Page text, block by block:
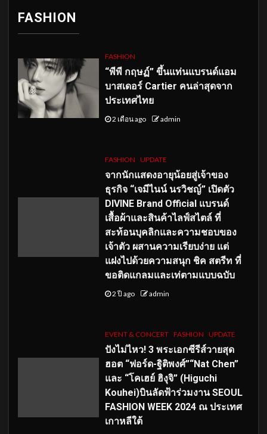
FASHION
FASHION
“พีพี กฤษฏ์” ขึ้นแท่นแบรนด์แอม
บาสเดอร์ Cartier คนล่าสุดจาก
ประเทศไทย
2 เดือน ago admin
FASHION UPDATE
จากนักแสดงอายุน้อยสู่เจ้าของ
ธุรกิจ “เจมีไนน์ นรวิชญ์” เปิดตัว
DIVINE Brand Official แบรนด์
เสื้อผ้าและสินค้าไลฟ์สไตล์ ที่
สะท้อนบุคลิกและความชอบของ
เจ้าตัว ผสานความเรียบง่าย แต่
แฝงไปด้วยความสนุก ชิค สตรีท ที่
ขอติดแกลมและเท่ตามแบบฉบับ
2 ปี ago admin
EVENT & CONCERT FASHION UPDATE
ปังไม่ไหว! 3 พระเอกซีรีส์วายสุด
ฮอต “ฟอร์ด-ฐิติพงศ์”“Nat Chen”
และ “โคเฮย์ ฮิงุจิ” (Higuchi
Kouhei)บินลัดฟ้าร่วมงาน SEOUL
FASHION WEEK 2024 ณ ประเทศ
เกาหลีใต้